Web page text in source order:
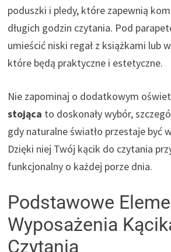
poduszki i pledy, które zapewnią
długich godzin czytania. Pod
umieścić niski regał z książkami lub
które będą praktyczne i estetyczne.
Nie zapominaj o dodatkowym
stojąca to doskonały wybór,
gdy naturalne światło przestaje być
Dzięki niej Twój kącik do czytania
funkcjonalny o każdej porze dnia.
Podstawowe
Wyposażenia
Czytania